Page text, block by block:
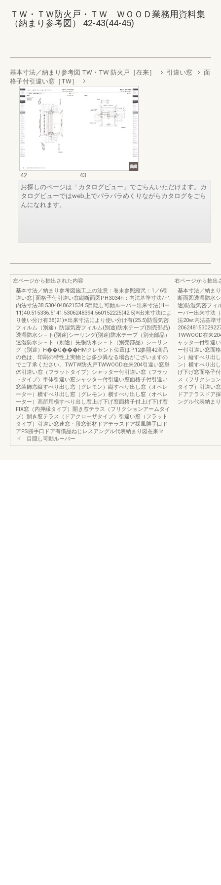
ＴＷ・ＴＷ防火戸・ＴＷ ＷＯＯＤ業務用資料集
（納まり参考図） 42-43(44-45)
基本寸法／納まり参考図 TW・TW 防火戸［在来］ 引違い窓
面
格子付引違い窓［TW］
42
43
お探しのページは「カタログビュー」でごらんいただけます。カ
タログビューではweb上でパラパラめくりながらカタログをごら
んになれます。
左ページから抽出された内容
基本寸法／納まり参考図施工上の注意：巻末参照縮尺：1／6引
違い窓│面格子付引違い窓縦断面図PH3034h：内法基準寸法/h’:
内法寸法38.5304048621534.5目隠し可動ルーバー出来寸法(Hー
11)40.515336.5141.5306248394.560152225(42.5)※出来寸法によ
り使い分け有38(21)※出来寸法により使い分け有(25.5)防湿気密
フィルム（別途）防湿気密フィルム(別途)防水テープ(別売部品)
透湿防水シ－ト(別途)シーリング(別途)防水テープ（別売部品）
透湿防水シ－ト（別途）先張防水シ－ト（別売部品）シーリン
グ（別途）H��G���HMクレセント位置はP.12参照42商品
の色は、印刷の特性上実物とは多少異なる場合がございますの
でご了承ください。TWTW防火戸TWWOOD在来204引違い窓単
体引違い窓（フラットタイプ）シャッター付引違い窓（フラッ
トタイプ）単体引違い窓シャッター付引違い窓面格子付引違い
窓装飾窓縦すべり出し窓（グレモン）縦すべり出し窓（オペレ
ーター）横すべり出し窓（グレモン）横すべり出し窓（オペレ
ーター）高所用横すべり出し窓上げ下げ窓面格子付上げ下げ窓
FIX窓（内押縁タイプ）開き窓テラス（フリクションアームタイ
プ）開き窓テラス（ドアクローザタイプ）引違い窓（フラット
タイプ）引違い窓連窓・段窓部材ドアテラスドア採風勝手口ド
アFS勝手口ドア有償品ねじレスアングル代表納まり図在来マ
ド 目隠し可動ルーバー
右ページから抽出
基本寸法／納ま
断面図透湿防水
途)防湿気密フィ
ーバー出来寸法
法20w:内法基準
TWWOOD在来
ャッター付引違
ー付引違い窓面
ン）縦すべり出
ン）横すべり出
げ下げ窓面格子
ス（フリクショ
タイプ）引違い
ドアテラスドア
ングル代表納ま